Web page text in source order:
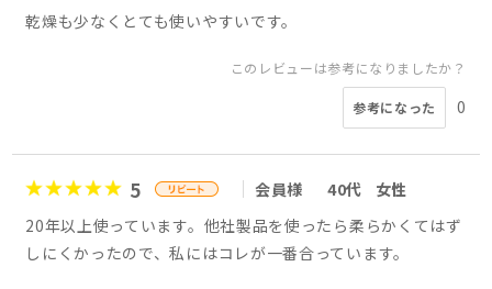
乾燥も少なくとても使いやすいです。
このレビューは参考になりましたか？
参考になった 0
5 会員様 40代
女性
20年以上使っています。他社製品を使ったら柔らかくてはず
しにくかったので、私にはコレが一番合っています。